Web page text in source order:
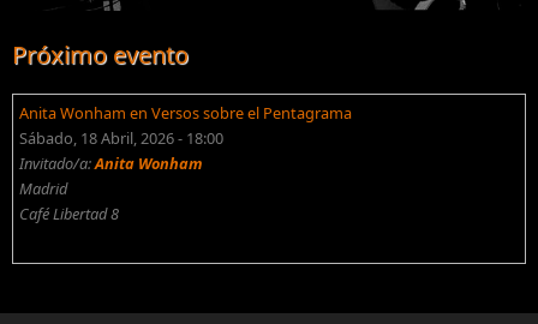
Próximo evento
Anita Wonham en Versos sobre el Pentagrama
Sábado, 18 Abril, 2026 - 18:00
Invitado/a:Anita Wonham
Madrid
Café Libertad 8